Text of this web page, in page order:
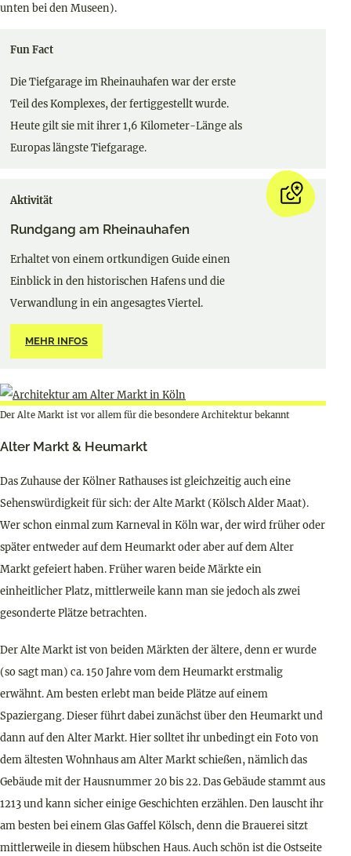
unten bei den Museen).
Fun Fact
Die Tiefgarage im Rheinauhafen war der erste
Teil des Komplexes, der fertiggestellt wurde.
Heute gilt sie mit ihrer 1,6 Kilometer-Länge als
Europas längste Tiefgarage.
Aktivität
Rundgang am Rheinauhafen
Erhaltet von einem ortkundigen Guide einen
Einblick in den historischen Hafens und die
Verwandlung in ein angesagtes Viertel.
MEHR INFOS
Der Alte Markt ist vor allem für die besondere Architektur bekannt
Alter Markt & Heumarkt
Das Zuhause der Kölner Rathauses ist gleichzeitig auch eine
Sehenswürdigkeit für sich: der Alte Markt (Kölsch Alder Maat).
Wer schon einmal zum Karneval in Köln war, der wird früher oder
später entweder auf dem Heumarkt oder aber auf dem Alter
Markt gefeiert haben. Früher waren beide Märkte ein
einheitlicher Platz, mittlerweile kann man sie jedoch als zwei
gesonderte Plätze betrachten.
Der Alte Markt ist von beiden Märkten der ältere, denn er wurde
(so sagt man) ca. 150 Jahre vom dem Heumarkt erstmalig
erwähnt. Am besten erlebt man beide Plätze auf einem
Spaziergang. Dieser führt dabei zunächst über den Heumarkt und
dann auf den Alter Markt. Hier solltet ihr unbedingt ein Foto von
dem ältesten Wohnhaus am Alter Markt schießen, nämlich das
Gebäude mit der Hausnummer 20 bis 22. Das Gebäude stammt aus
1213 und kann sicher einige Geschichten erzählen. Den lauscht ihr
am besten bei einem Glas Gaffel Kölsch, denn die Brauerei sitzt
mittlerweile in diesem hübschen Haus. Auch schön ist die Ostseite